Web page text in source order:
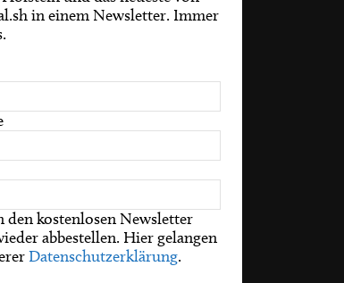
in einem Newsletter. Immer
den kostenlosen Newsletter
abbestellen. Hier gelangen
Datenschutzerklärung.